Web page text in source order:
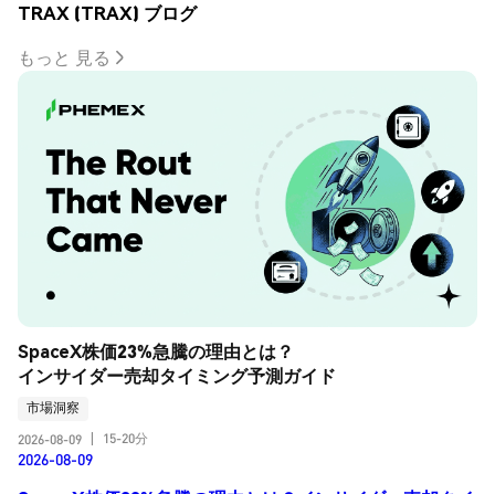
TRAX (TRAX) ブログ
もっと 見る
SpaceX株価23%急騰の理由とは？
インサイダー売却タイミング予測ガイド
市場洞察
2026-08-09
15-20分
2026-08-09